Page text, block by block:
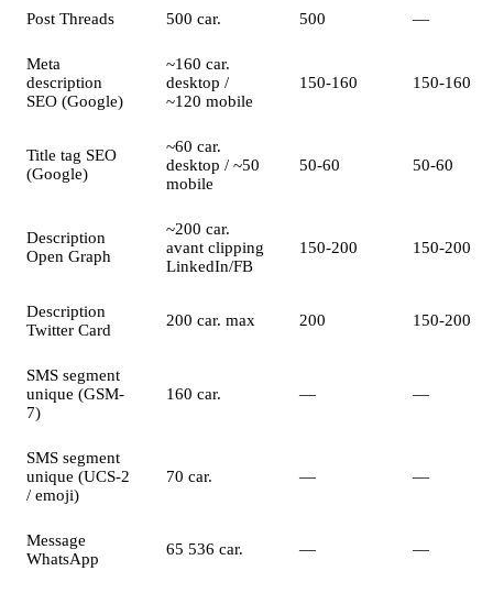
Post Threads 500 car. 500 —
Meta
description
SEO (Google)
~160 car.
desktop /
~120 mobile
150-160 150-160
Title tag SEO
(Google)
~60 car.
desktop / ~50
mobile
50-60 50-60
Description
Open Graph
~200 car.
avant clipping
LinkedIn/FB
150-200 150-200
Description
Twitter Card
200 car. max 200 150-200
SMS segment
unique (GSM-
7)
160 car. — —
SMS segment
unique (UCS-2
/ emoji)
70 car. — —
Message
WhatsApp
65 536 car. — —